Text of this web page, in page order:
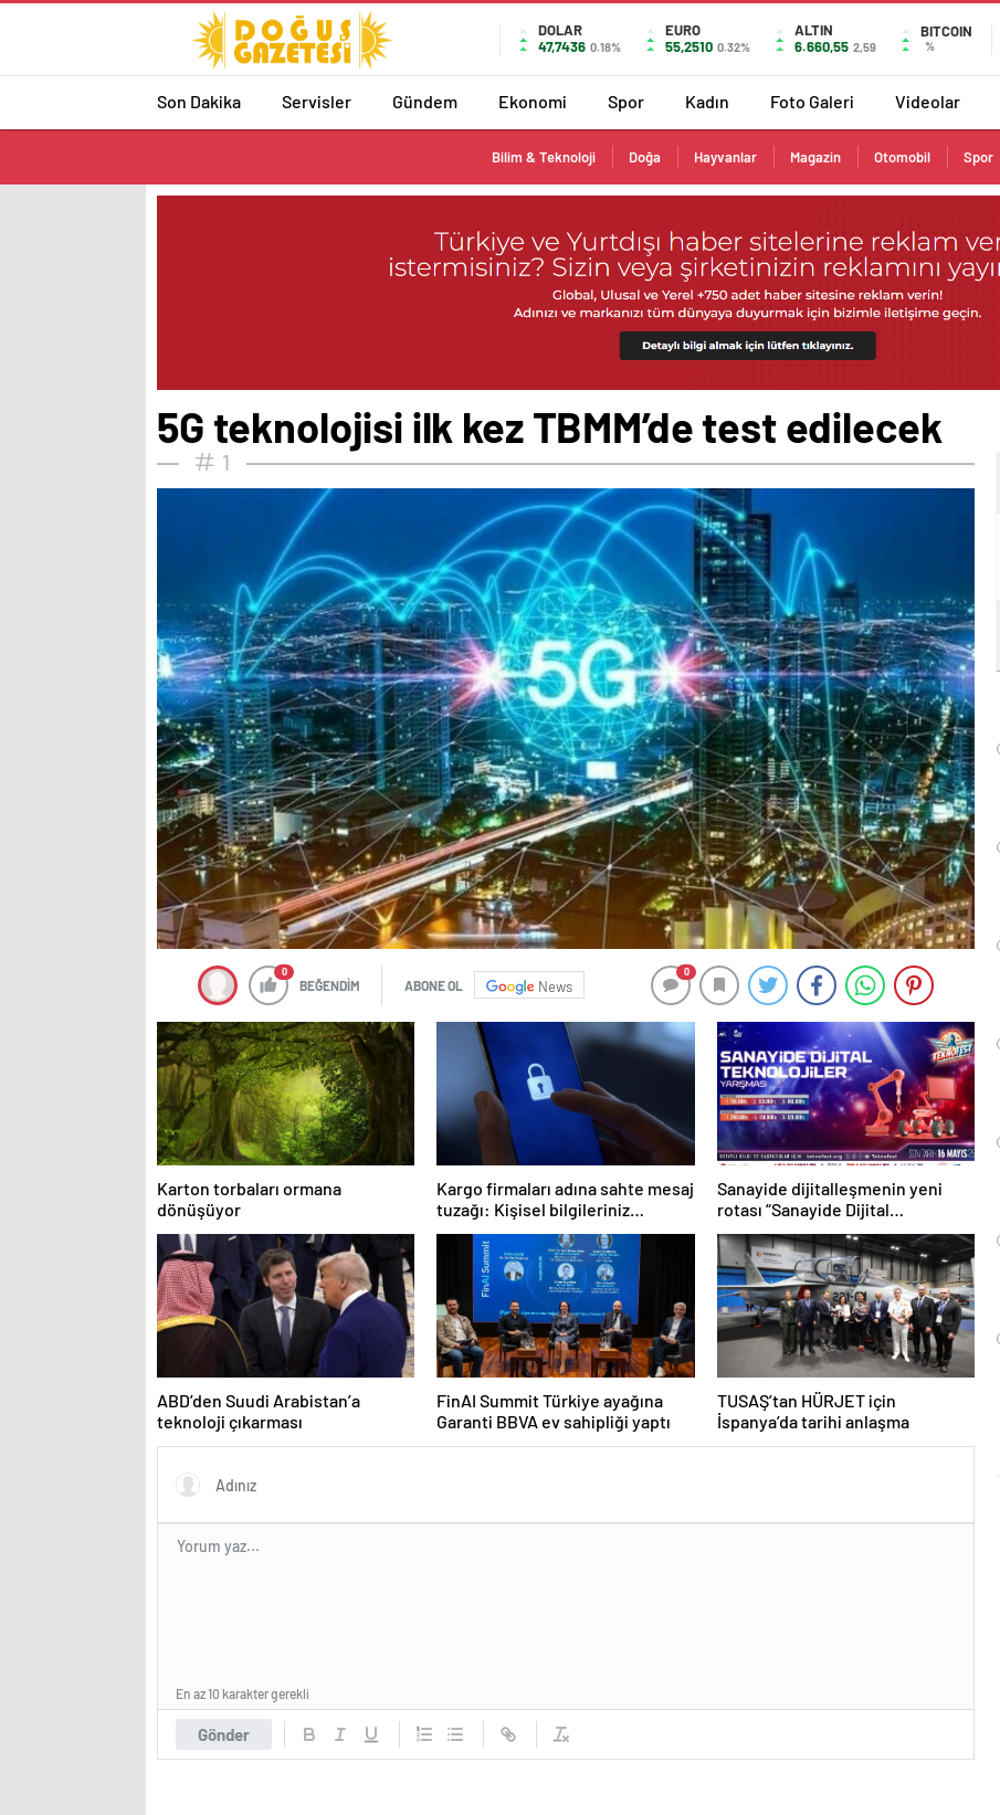
DOLAR
47,7436 0.18%
EURO
55,2510 0.32%
ALTIN
6.660,55 2,59
BITCOIN
%
Son Dakika Servisler Gündem Ekonomi Spor Kadın Foto Galeri Videolar
Bilim & Teknoloji Doğa Hayvanlar Magazin Otomobil Spor
5G teknolojisi ilk kez TBMM’de test edilecek
1
0
BEĞENDİM ABONE OL News
0
Karton torbaları ormana
dönüşüyor
Kargo firmaları adına sahte mesaj
tuzağı: Kişisel bilgileriniz
tehlikede!
Sanayide dijitalleşmenin yeni
rotası “Sanayide Dijital
Teknolojiler Yarışması” ile
belirleniyor!
ABD’den Suudi Arabistan’a
teknoloji çıkarması
FinAI Summit Türkiye ayağına
Garanti BBVA ev sahipliği yaptı
TUSAŞ’tan HÜRJET için
İspanya’da tarihi anlaşma
Gönder
En az 10 karakter gerekli